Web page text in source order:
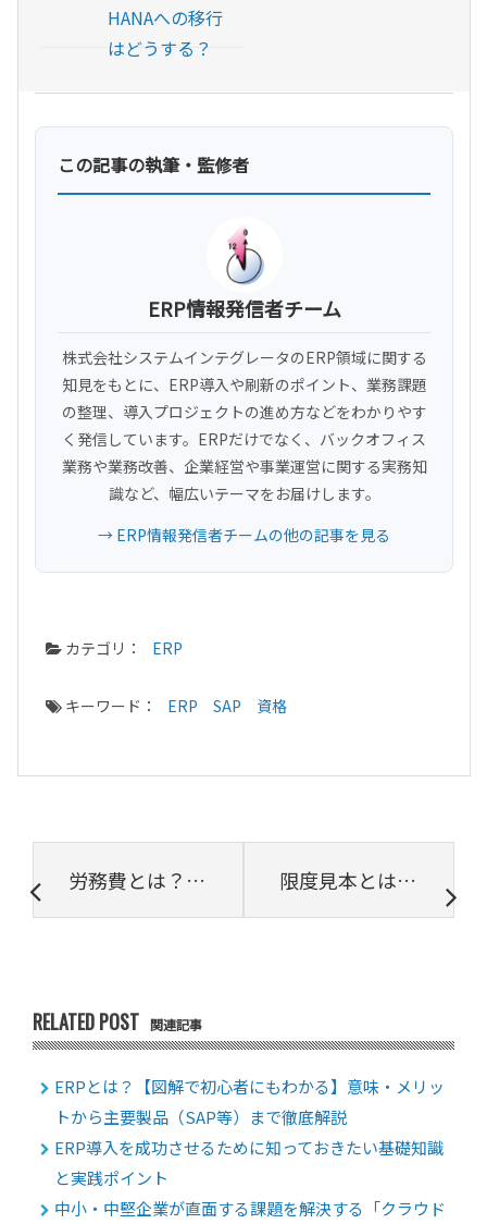
HANAへの移行
はどうする？
この記事の執筆・監修者
ERP情報発信者チーム
株式会社システムインテグレータのERP領域に関する
知見をもとに、ERP導入や刷新のポイント、業務課題
の整理、導入プロジェクトの進め方などをわかりやす
く発信しています。ERPだけでなく、バックオフィス
業務や業務改善、企業経営や事業運営に関する実務知
識など、幅広いテーマをお届けします。
→ ERP情報発信者チームの他の記事を見る
カテゴリ： ERP
キーワード： ERP SAP 資格
労務費とは？定義や人件費との違い、種類別計算方法など解説 限度見本とは？必要性や作成方法、運用のポイントを徹底解説
RELATED POST 関連記事
ERPとは？【図解で初心者にもわかる】意味・メリッ
トから主要製品（SAP等）まで徹底解説
ERP導入を成功させるために知っておきたい基礎知識
と実践ポイント
中小・中堅企業が直面する課題を解決する「クラウド